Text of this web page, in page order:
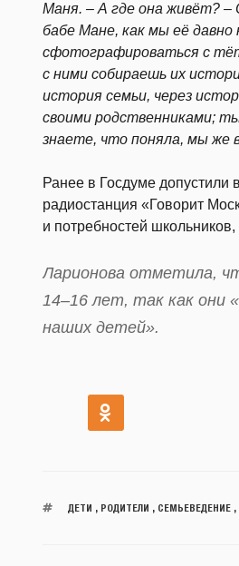
Маня. – А где она живёт? –
бабе Мане, как мы её
сфотографироваться с
с ними собираешь их
история семьи, через
своими родственниками;
знаете, что поняла, мы же
Ранее в Госдуме допустили
радиостанция «Говорит
и потребностей
Ларионова отметила,
14–16 лет, так как они
наших детей».
ДЕТИ РОДИТЕЛИ СЕМЬЕВЕДЕНИЕ,